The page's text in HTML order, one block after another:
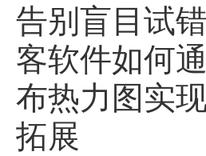
告别盲目试
客软件如何
布热力图实
拓展